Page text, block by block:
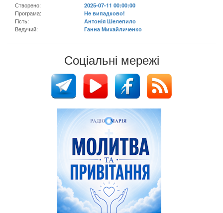
Створено:
2025-07-11 00:00:00
Програма:
Не випадково!
Гість:
Антонія Шелепило
Ведучий:
Ганна Михайличенко
Соціальні мережі